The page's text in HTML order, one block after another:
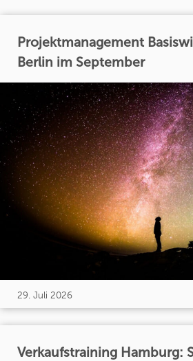
Projektmanagement
Berlin im September
29. Juli 2026
Verkaufstraining Hamburg: